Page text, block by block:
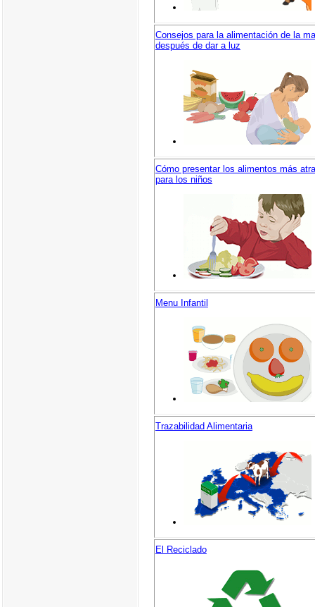
Consejos para la alimentación de la
después de dar a luz
Cómo presentar los alimentos más
para los niños
Menu Infantil
Trazabilidad Alimentaria
El Reciclado